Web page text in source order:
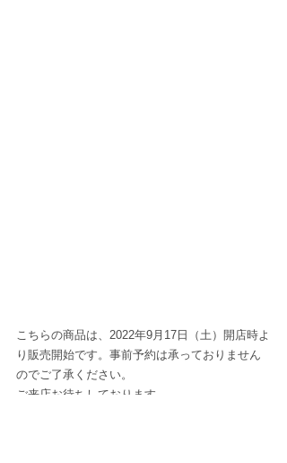
こちらの商品は、2022年9月17日（土）開店時よ
り販売開始です。事前予約は承っておりません
のでご了承ください。
ご来店お待ちしております。